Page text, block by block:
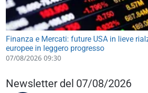
Finanza e Mercati: future USA in lieve
europee in leggero progresso
07/08/2026 09:30
Newsletter del 07/08/2026